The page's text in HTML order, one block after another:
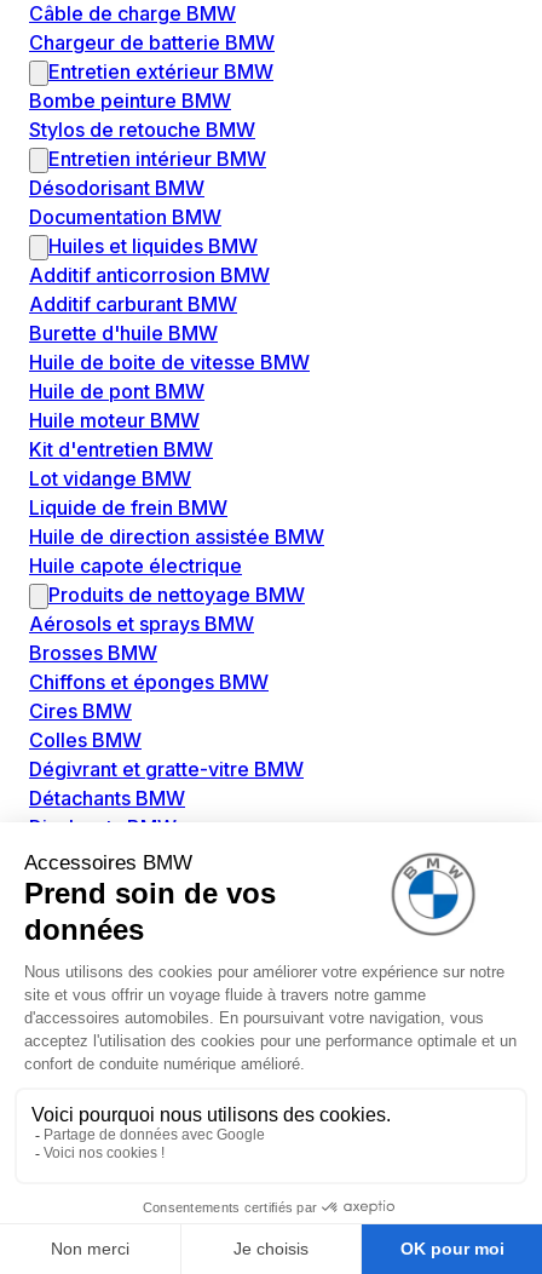
Câble de charge BMW
Chargeur de batterie BMW
Entretien extérieur BMW
Bombe peinture BMW
Stylos de retouche BMW
Entretien intérieur BMW
Désodorisant BMW
Documentation BMW
Huiles et liquides BMW
Additif anticorrosion BMW
Additif carburant BMW
Burette d'huile BMW
Huile de boite de vitesse BMW
Huile de pont BMW
Huile moteur BMW
Kit d'entretien BMW
Lot vidange BMW
Liquide de frein BMW
Huile de direction assistée BMW
Huile capote électrique
Produits de nettoyage BMW
Aérosols et sprays BMW
Brosses BMW
Chiffons et éponges BMW
Cires BMW
Colles BMW
Dégivrant et gratte-vitre BMW
Détachants BMW
Disolvants BMW
Lubrifiants BMW
Nettoyant intérieur BMW
Nettoyant extérieur BMW
Pièces détachées BMW
Alimentation Carburant BMW
Boitier papillon BMW
Faisceau de câble pour réservoir avec pompe
d'aspiration BMW
Pompe à carburant BMW
Pompe diesel BMW
Bobines d'allumage BMW